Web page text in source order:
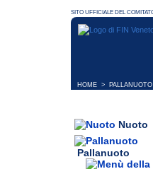
HOME > PALLANUOTO
Nuoto
Pallanuoto